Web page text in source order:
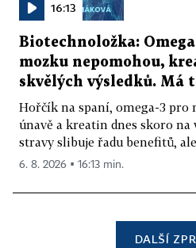
16:13
Biotechnoložka:
mozku nepomohou,
skvělých výsledků. Má
Hořčík na spaní, omega-3 pro
únavě a kreatin dnes skoro
stravy slibuje řadu benefitů,
6. 8. 2026 ▪ 16:13 min.
DALŠÍ